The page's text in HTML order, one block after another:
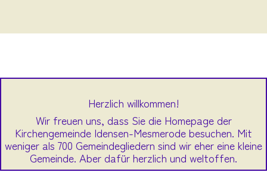
Herzlich willkommen!
Wir freuen uns, dass Sie die Homepage der
Kirchengemeinde Idensen-Mesmerode besuchen. Mit
weniger als 700 Gemeindegliedern sind wir eher eine kleine
Gemeinde. Aber dafür herzlich und weltoffen.